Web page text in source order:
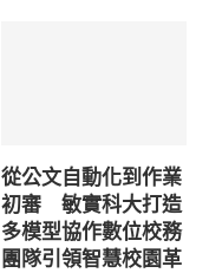
從公文自動化到作業
初審 敏實科大打造
多模型協作數位校務
團隊引領智慧校園革